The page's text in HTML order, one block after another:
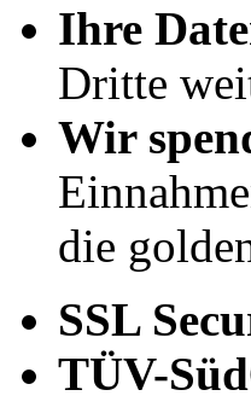
Ihre
Dritte
Wir
die
SSL
TÜV-Süd